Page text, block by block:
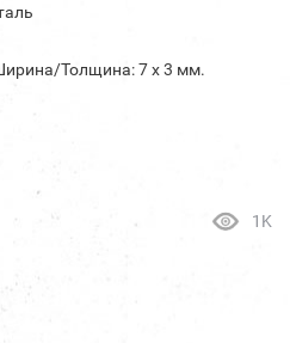
Толщина: 7 х 3 мм.
1K